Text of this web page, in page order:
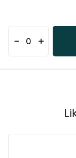
- +